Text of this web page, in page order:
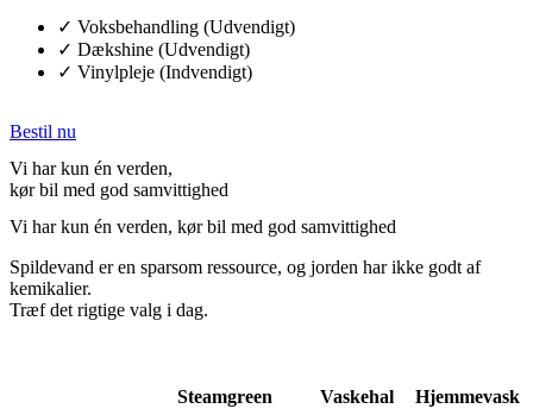
✓ Voksbehandling (Udvendigt)
✓ Dækshine (Udvendigt)
✓ Vinylpleje (Indvendigt)​
Bestil nu
Vi har kun én verden,
kør bil med god samvittighed
Vi har kun én verden, kør bil med god samvittighed
Spildevand er en sparsom ressource, og jorden har ikke godt af
kemikalier.
Træf det rigtige valg i dag.
Steamgreen Vaskehal
Hjemmevask